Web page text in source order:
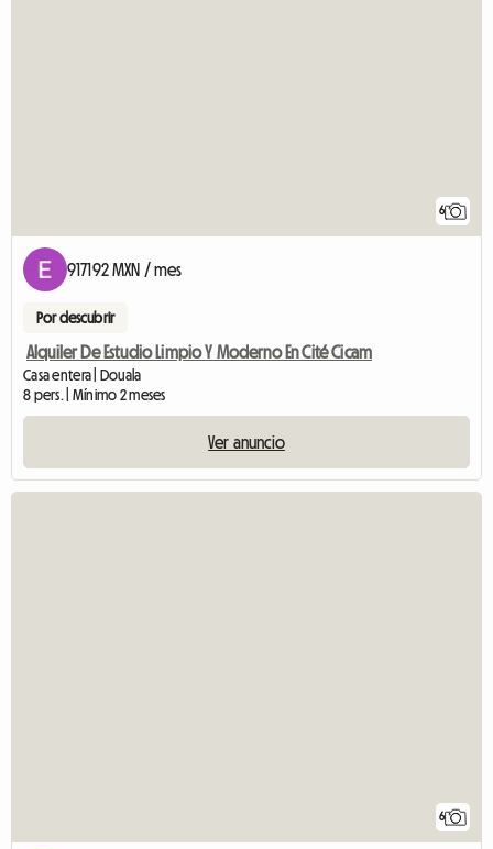
6
917192 MXN / mes
Por descubrir
Alquiler De Estudio Limpio Y Moderno En Cité Cicam
Casa entera | Douala
8 pers. | Mínimo 2 meses
Ver anuncio
6